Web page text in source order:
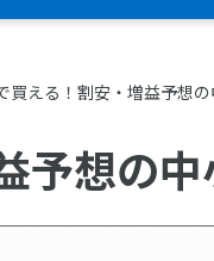
買える！割安・増益予想
予想の